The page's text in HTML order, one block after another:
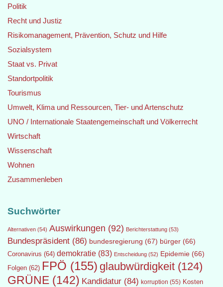
Politik
Recht und Justiz
Risikomanagement, Prävention, Schutz und Hilfe
Sozialsystem
Staat vs. Privat
Standortpolitik
Tourismus
Umwelt, Klima und Ressourcen, Tier- und Artenschutz
UNO / Internationale Staatengemeinschaft und Völkerrecht
Wirtschaft
Wissenschaft
Wohnen
Zusammenleben
Suchwörter
Alternativen (54) Auswirkungen (92) Berichterstattung (53)
Bundespräsident (86) bundesregierung (67) bürger (66)
Coronavirus (64) demokratie (83) Entscheidung (52) Epidemie (66)
Folgen (62) FPÖ (155) glaubwürdigkeit (124)
GRÜNE (142) Kandidatur (84) korruption (55) Kosten